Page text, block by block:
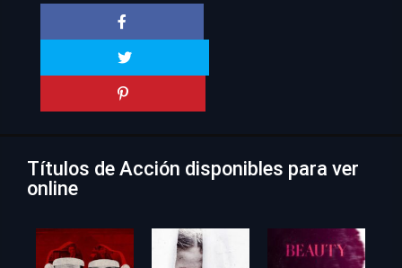
Títulos de Acción disponibles para ver
online